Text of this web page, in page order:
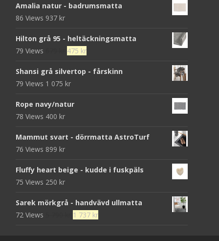
Amalia natur - badrumsmatta
86 Views 937 kr
Hilton grå 95 - heltäckningsmatta
79 Views
Det
priset
var:
475 krDet
priset
Shansi grå silvertop - fårskinn
79 Views 1 075 kr
Rope navy/natur
78 Views 400 kr
Mammut svart - dörrmatta AstroTurf
76 Views 899 kr
Fluffy heart beige - kudde i fuskpäls
75 Views 250 kr
Sarek mörkgrå - handvävd ullmatta
72 Views
Det
1 737 krDet